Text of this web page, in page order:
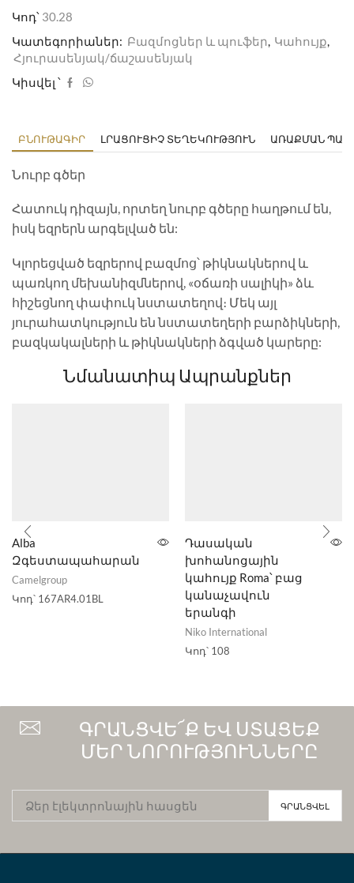
Կոդ՝ 30.28
Կատեգորիաներ: Բազմոցներ և պուֆեր, Կահույք,
Հյուրասենյակ/ճաշասենյակ
Կիսվել ՝
ԲՆՈՒԹԱԳԻՐ ԼՐԱՑՈՒՑԻՉ ՏԵՂԵԿՈՒԹՅՈՒՆ ԱՌԱՔՄԱՆ
Նուրբ գծեր
Հատուկ դիզայն, որտեղ նուրբ գծերը հաղթում են,
իսկ եզրերն արգելված են:
Կլորեցված եզրերով բազմոց՝ թիկնակներով և
պառկող մեխանիզմներով, «օճառի սալիկի» ձև
հիշեցնող փափուկ նստատեղով։ Մեկ այլ
յուրահատկություն են նստատեղերի բարձիկների,
բազկակալների և թիկնակների ձգված կարերը:
Նմանատիպ Ապրանքներ
Alba
Զգեստապահարան
Camelgroup
Կոդ՝ 167AR4.01BL
Դասական
խոհանոցային
կահույք Roma՝ բաց
կանաչավուն
երանգի
Niko International
Կոդ՝ 108
ԳՐԱՆՑՎԵ՜Ք ԵՎ ՍՏԱՑԵՔ
ՄԵՐ ՆՈՐՈՒԹՅՈՒՆՆԵՐԸ